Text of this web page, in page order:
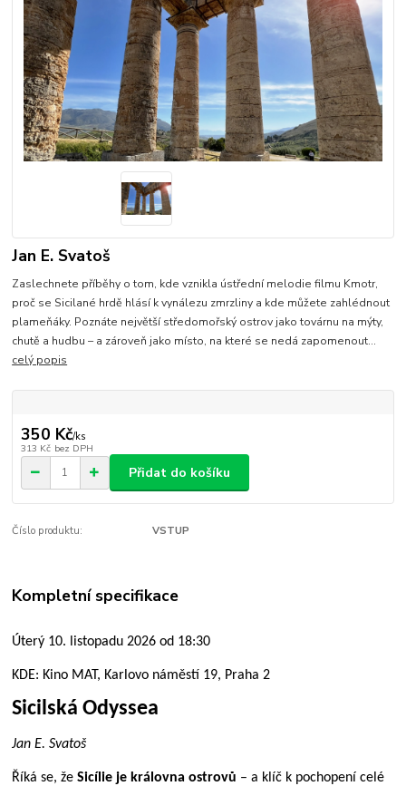
Jan E. Svatoš
Zaslechnete příběhy o tom, kde vznikla ústřední melodie filmu Kmotr,
proč se Sicilané hrdě hlásí k vynálezu zmrzliny a kde můžete zahlédnout
plameňáky. Poznáte největší středomořský ostrov jako továrnu na mýty,
chutě a hudbu – a zároveň jako místo, na které se nedá zapomenout...
celý popis
350 Kč/ks
313 Kč bez DPH
Přidat do košíku
Číslo produktu: VSTUP
Kompletní specifikace
Úterý 10. listopadu 2026 od 18:30
KDE: Kino MAT, Karlovo náměstí 19, Praha 2
Sicilská Odyssea
Jan E. Svatoš
Říká se, žeSicílie je královna ostrovů – a klíč k pochopení celé